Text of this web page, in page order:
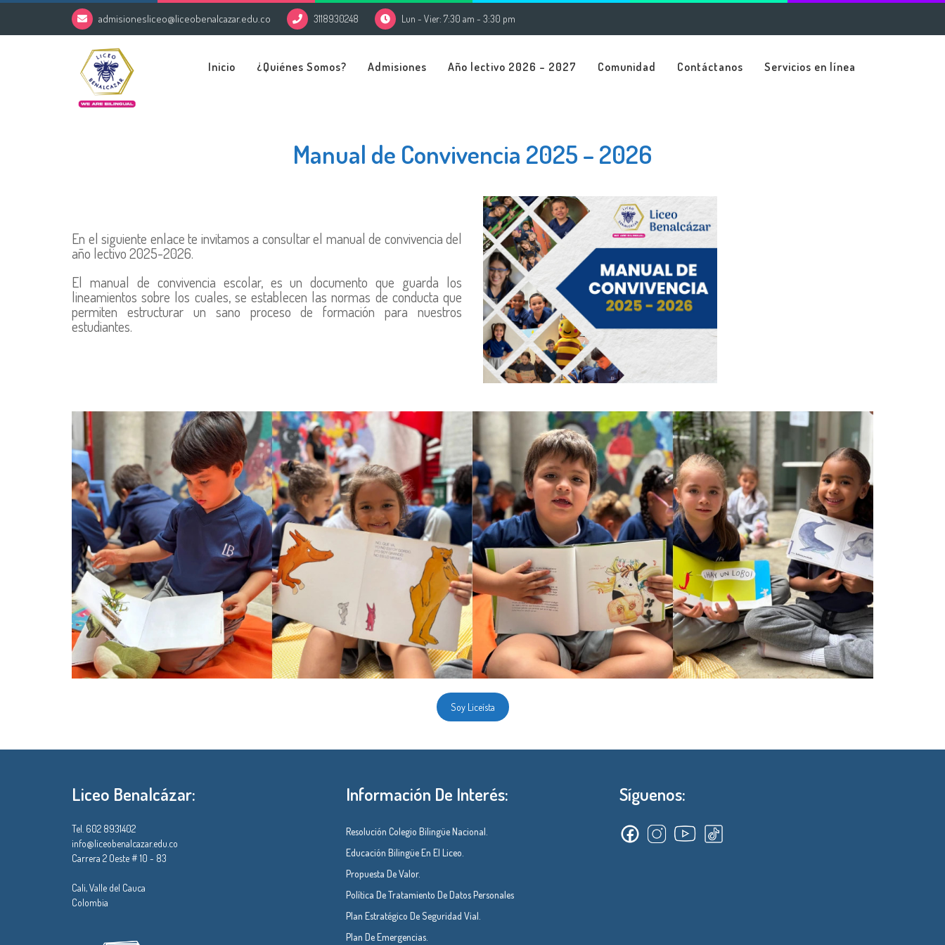
admisionesliceo@liceobenalcazar.edu.co 3118930248 Lun - Vier: 7:30 am - 3:30 pm
Inicio ¿Quiénes Somos? Admisiones Año lectivo 2026 – 2027 Comunidad Contáctanos Servicios en línea
Manual de Convivencia 2025 – 2026
En el siguiente enlace te invitamos a consultar el manual de convivencia del
año lectivo 2025-2026.
El manual de convivencia escolar, es un documento que guarda los
lineamientos sobre los cuales, se establecen las normas de conducta que
permiten estructurar un sano proceso de formación para nuestros
estudiantes.
Soy Liceísta
Liceo Benalcázar:
Tel. 602 8931402
info@liceobenalcazar.edu.co
Carrera 2 Oeste # 10 - 83
Cali, Valle del Cauca
Colombia
Información De Interés:
Resolución Colegio Bilingüe Nacional.
Educación Bilingüe En El Liceo.
Propuesta De Valor.
Política De Tratamiento De Datos Personales
Plan Estratégico De Seguridad Vial.
Plan De Emergencias.
Síguenos: